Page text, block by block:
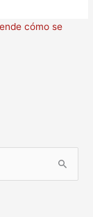
cómo se